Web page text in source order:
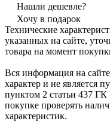
Нашли дешевле?
Хочу в подарок
Технические
указанных на сайте,
товара на момент
Вся информация на
характер и не является
пунктом 2 статьи 437
покупке проверять
характеристик.